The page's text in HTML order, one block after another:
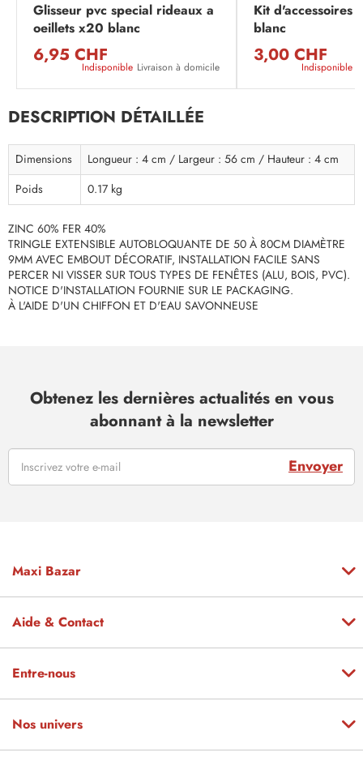
Glisseur pvc special rideaux a
oeillets x20 blanc
6,95 CHF
Indisponible Livraison à domicile
Kit d'accessoires
blanc
3,00 CHF
Indisponible
DESCRIPTION DÉTAILLÉE
Dimensions
Longueur : 4 cm / Largeur : 56 cm / Hauteur : 4 cm
Poids
0.17 kg
ZINC 60% FER 40%
TRINGLE EXTENSIBLE AUTOBLOQUANTE DE 50 À 80CM DIAMÈTRE
9MM AVEC EMBOUT DÉCORATIF, INSTALLATION FACILE SANS
PERCER NI VISSER SUR TOUS TYPES DE FENÊTES (ALU, BOIS, PVC).
NOTICE D'INSTALLATION FOURNIE SUR LE PACKAGING.
À L'AIDE D'UN CHIFFON ET D'EAU SAVONNEUSE
Obtenez les dernières actualités en vous
abonnant à la newsletter
Envoyer
Maxi Bazar
Aide & Contact
Entre-nous
Nos univers